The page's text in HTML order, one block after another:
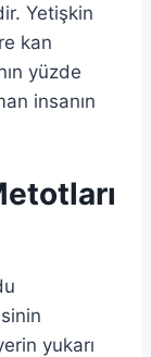
Yetişkin
kan
yüzde
insanın
yukarı